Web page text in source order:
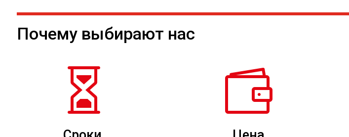
Почему выбирают нас
 